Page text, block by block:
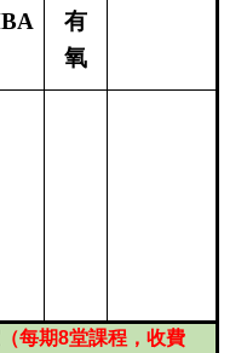
有
氧
（每期8堂課程，收費